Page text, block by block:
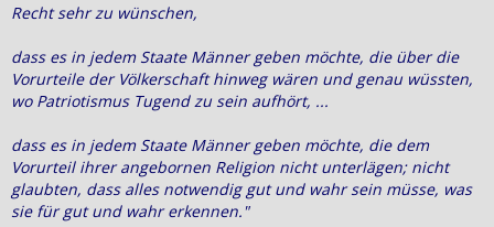
Recht sehr zu wünschen,
dass es in jedem Staate Männer geben möchte, die über die
Vorurteile der Völkerschaft hinweg wären und genau wüssten,
wo Patriotismus Tugend zu sein aufhört, ...
dass es in jedem Staate Männer geben möchte, die dem
Vorurteil ihrer angebornen Religion nicht unterlägen; nicht
glaubten, dass alles notwendig gut und wahr sein müsse, was
sie für gut und wahr erkennen."